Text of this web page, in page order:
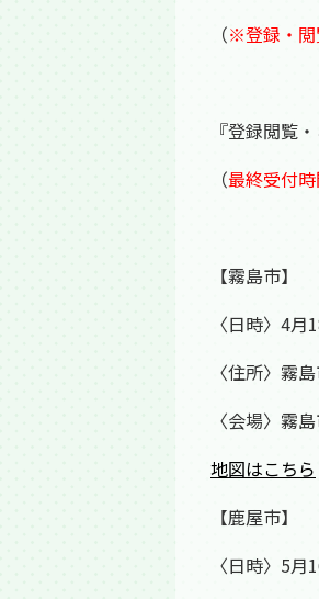
（※登録・閲
『登録閲覧
（最終受付
【霧島市】
〈日時〉4
〈住所〉霧
〈会場〉霧
地図はこちら
【鹿屋市】
〈日時〉5